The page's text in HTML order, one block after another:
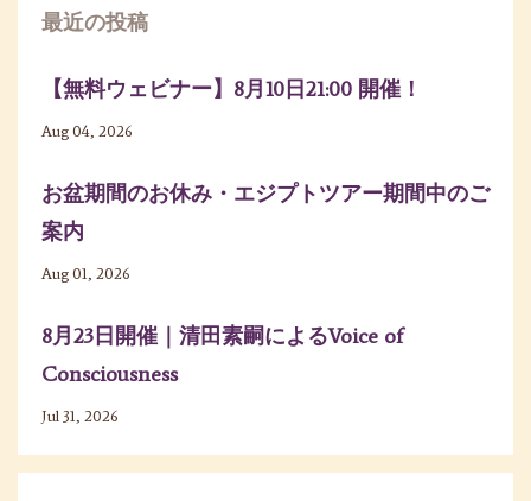
最近の投稿
【無料ウェビナー】8月10日21:00 開催！
Aug 04, 2026
お盆期間のお休み・エジプトツアー期間中のご
案内
Aug 01, 2026
8月23日開催｜清田素嗣によるVoice of
Consciousness
Jul 31, 2026